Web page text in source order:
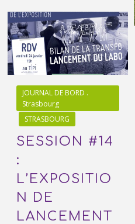
JOURNAL DE BORD .
Strasbourg
STRASBOURG
SESSION #14
:
L’EXPOSITIO
N DE
LANCEMENT